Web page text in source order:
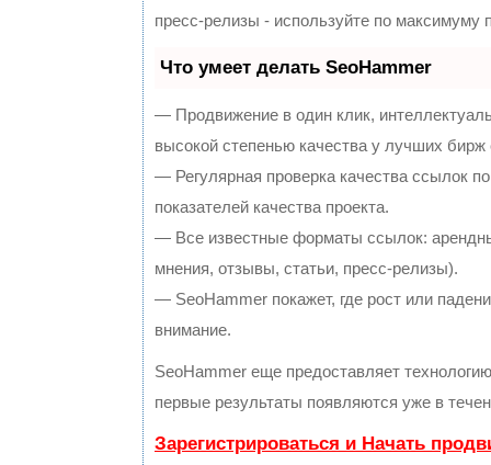
пресс-релизы - используйте по
Что умеет делать SeoHammer
— Продвижение в один клик,
высокой степенью качества у лучших бирж
— Регулярная проверка качества ссылок
показателей качества проекта.
— Все известные форматы ссылок:
мнения, отзывы, статьи, пресс-релизы).
— SeoHammer покажет, где рост или
внимание.
SeoHammer еще предоставляет
первые результаты появляются уже в
Зарегистрироваться и Начать